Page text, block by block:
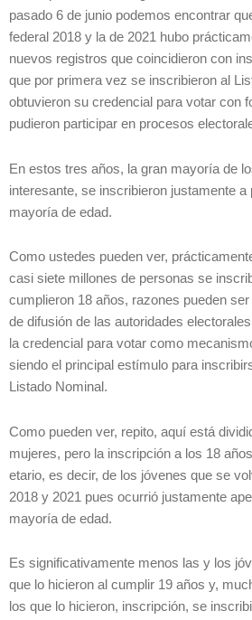
pasado 6 de junio podemos encontrar
federal 2018 y la de 2021 hubo
nuevos registros que coincidieron con
que por primera vez se inscribieron al
obtuvieron su credencial para votar con
pudieron participar en procesos
En estos tres años, la gran mayoría de
interesante, se inscribieron justamente a
mayoría de edad.
Como ustedes pueden ver,
casi siete millones de personas se
cumplieron 18 años, razones pueden
de difusión de las autoridades
la credencial para votar como
siendo el principal estímulo para
Listado Nominal.
Como pueden ver, repito, aquí está
mujeres, pero la inscripción a los 18
etario, es decir, de los jóvenes que se
2018 y 2021 pues ocurrió justamente
mayoría de edad.
Es significativamente menos las y los
que lo hicieron al cumplir 19 años y,
los que lo hicieron, inscripción, se